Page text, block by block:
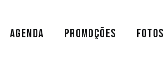
AGENDA PROMOÇÕES FOTOS